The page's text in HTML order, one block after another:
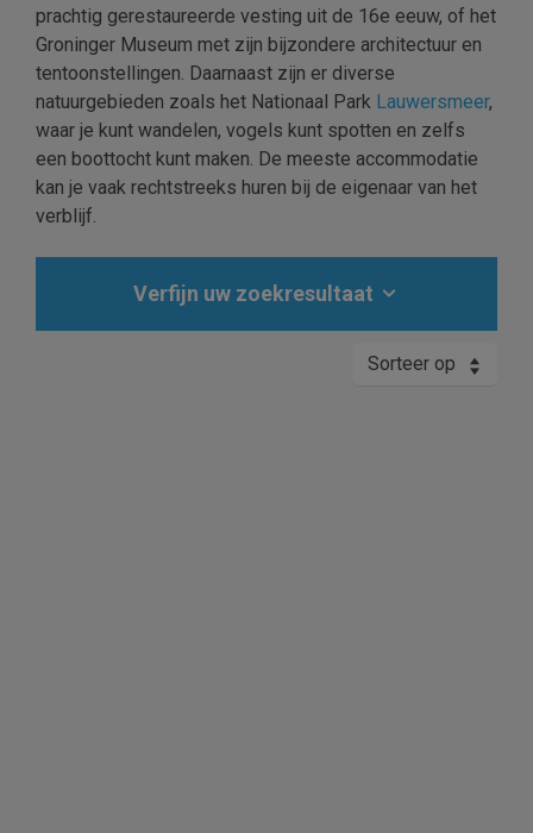
prachtig gerestaureerde vesting uit de 16e eeuw, of het
Groninger Museum met zijn bijzondere architectuur en
tentoonstellingen. Daarnaast zijn er diverse
natuurgebieden zoals het Nationaal Park Lauwersmeer,
waar je kunt wandelen, vogels kunt spotten en zelfs
een boottocht kunt maken. De meeste accommodatie
kan je vaak rechtstreeks huren bij de eigenaar van het
verblijf.
Verfijn uw zoekresultaat
Sorteer op